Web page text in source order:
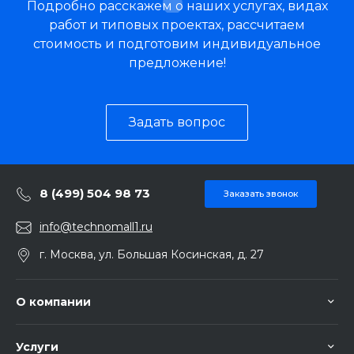
безопасности автоматически снизит температуру
через 20 минут бездействия, а через час –
выключит прибор. Для того, чтобы завить волосы
просто поместите прядь внутрь плойки, нажмите
Инновационная форма и элегантный дизайн
Lagerfeld будут радовать вас изо дня в день!
Подробно расскажем о наших услугах, видах
работ и типовых проектах, рассчитаем
стоимость и подготовим индивидуальное
предложение!
Задать вопрос
8 (499) 504 98 73 Заказать звонок
info@technomall1.ru
г. Москва, ул. Большая Косинская, д. 27
О компании
Услуги